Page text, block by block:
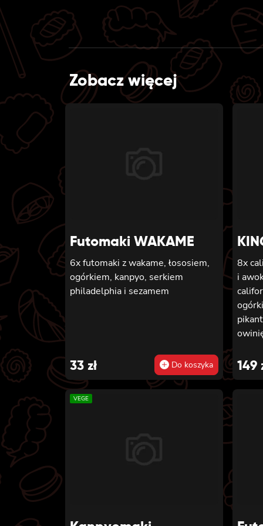
Zobacz więcej
Futomaki WAKAME
6x futomaki z wakame, łososiem,
ogórkiem, kanpyo, serkiem
philadelphia i sezamem
33 zł Do koszyka
8x
i
149
VEGE